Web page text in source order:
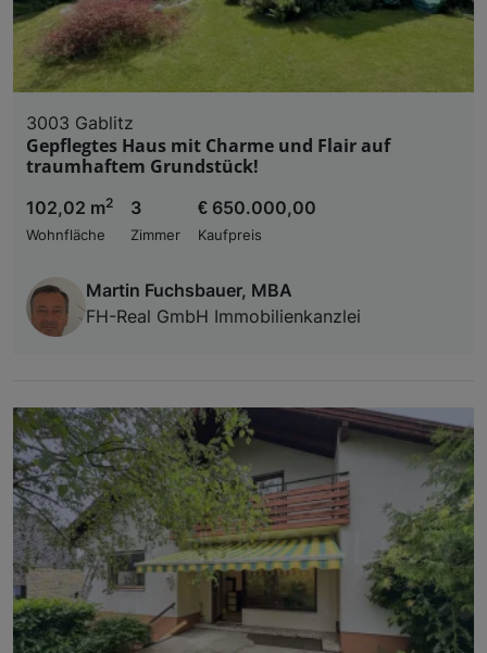
3003 Gablitz
Gepflegtes Haus mit Charme und Flair auf
traumhaftem Grundstück!
102,02 m2
Wohnfläche
3
Zimmer
€ 650.000,00
Kaufpreis
Martin Fuchsbauer, MBA
FH-Real GmbH Immobilienkanzlei